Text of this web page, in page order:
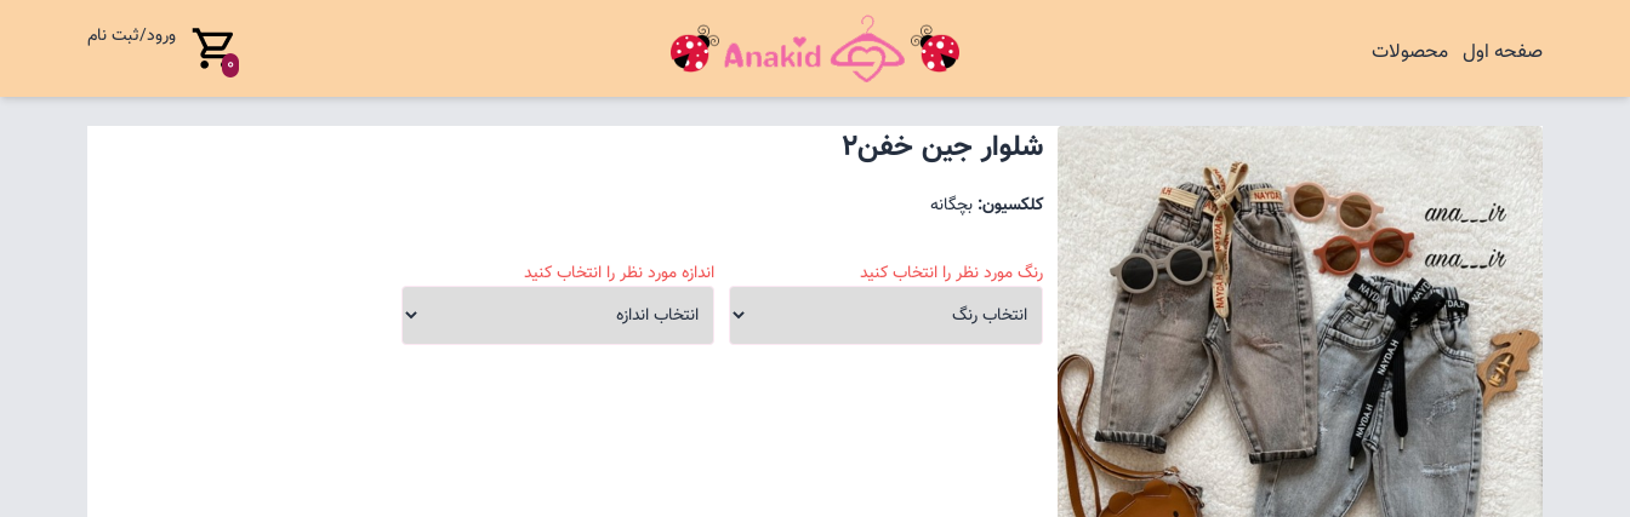
صفحه اول محصولات 0
ورود/ثبت نام
شلوار جین خفن۲
کلکسیون: بچگانه
رنگ مورد نظر را انتخاب کنید اندازه مورد نظر را انتخاب کنید